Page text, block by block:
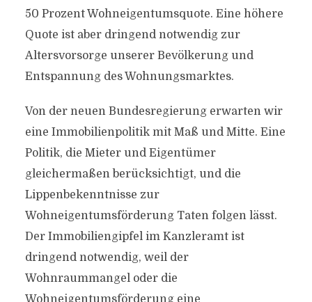
50 Prozent Wohneigentumsquote. Eine höhere
Quote ist aber dringend notwendig zur
Altersvorsorge unserer Bevölkerung und
Entspannung des Wohnungsmarktes.
Von der neuen Bundesregierung erwarten wir
eine Immobilienpolitik mit Maß und Mitte. Eine
Politik, die Mieter und Eigentümer
gleichermaßen berücksichtigt, und die
Lippenbekenntnisse zur
Wohneigentumsförderung Taten folgen lässt.
Der Immobiliengipfel im Kanzleramt ist
dringend notwendig, weil der
Wohnraummangel oder die
Wohneigentumsförderung eine